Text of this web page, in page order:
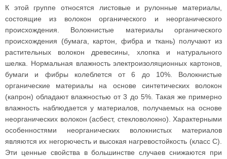
К этой группе относятся листовые и рулонные материалы,
состоящие из волокон органического и неорганического
происхождения. Волокнистые материалы органического
происхождения (бумага, картон, фибра и ткань) получают из
растительных волокон древесины, хлопка и натурального
шелка. Нормальная влажность электроизоляционных картонов,
бумаги и фибры колеблется от 6 до 10%. Волокнистые
органические материалы на основе синтетических волокон
(капрон) обладают влажностью от 3 до 5%. Такая же примерно
влажность наблюдается у материалов, получаемых на основе
неорганических волокон (асбест, стекловолокно). Характерными
особенностями неорганических волокнистых материалов
являются их негорючесть и высокая нагревостойкость (класс С).
Эти ценные свойства в большинстве случаев снижаются при